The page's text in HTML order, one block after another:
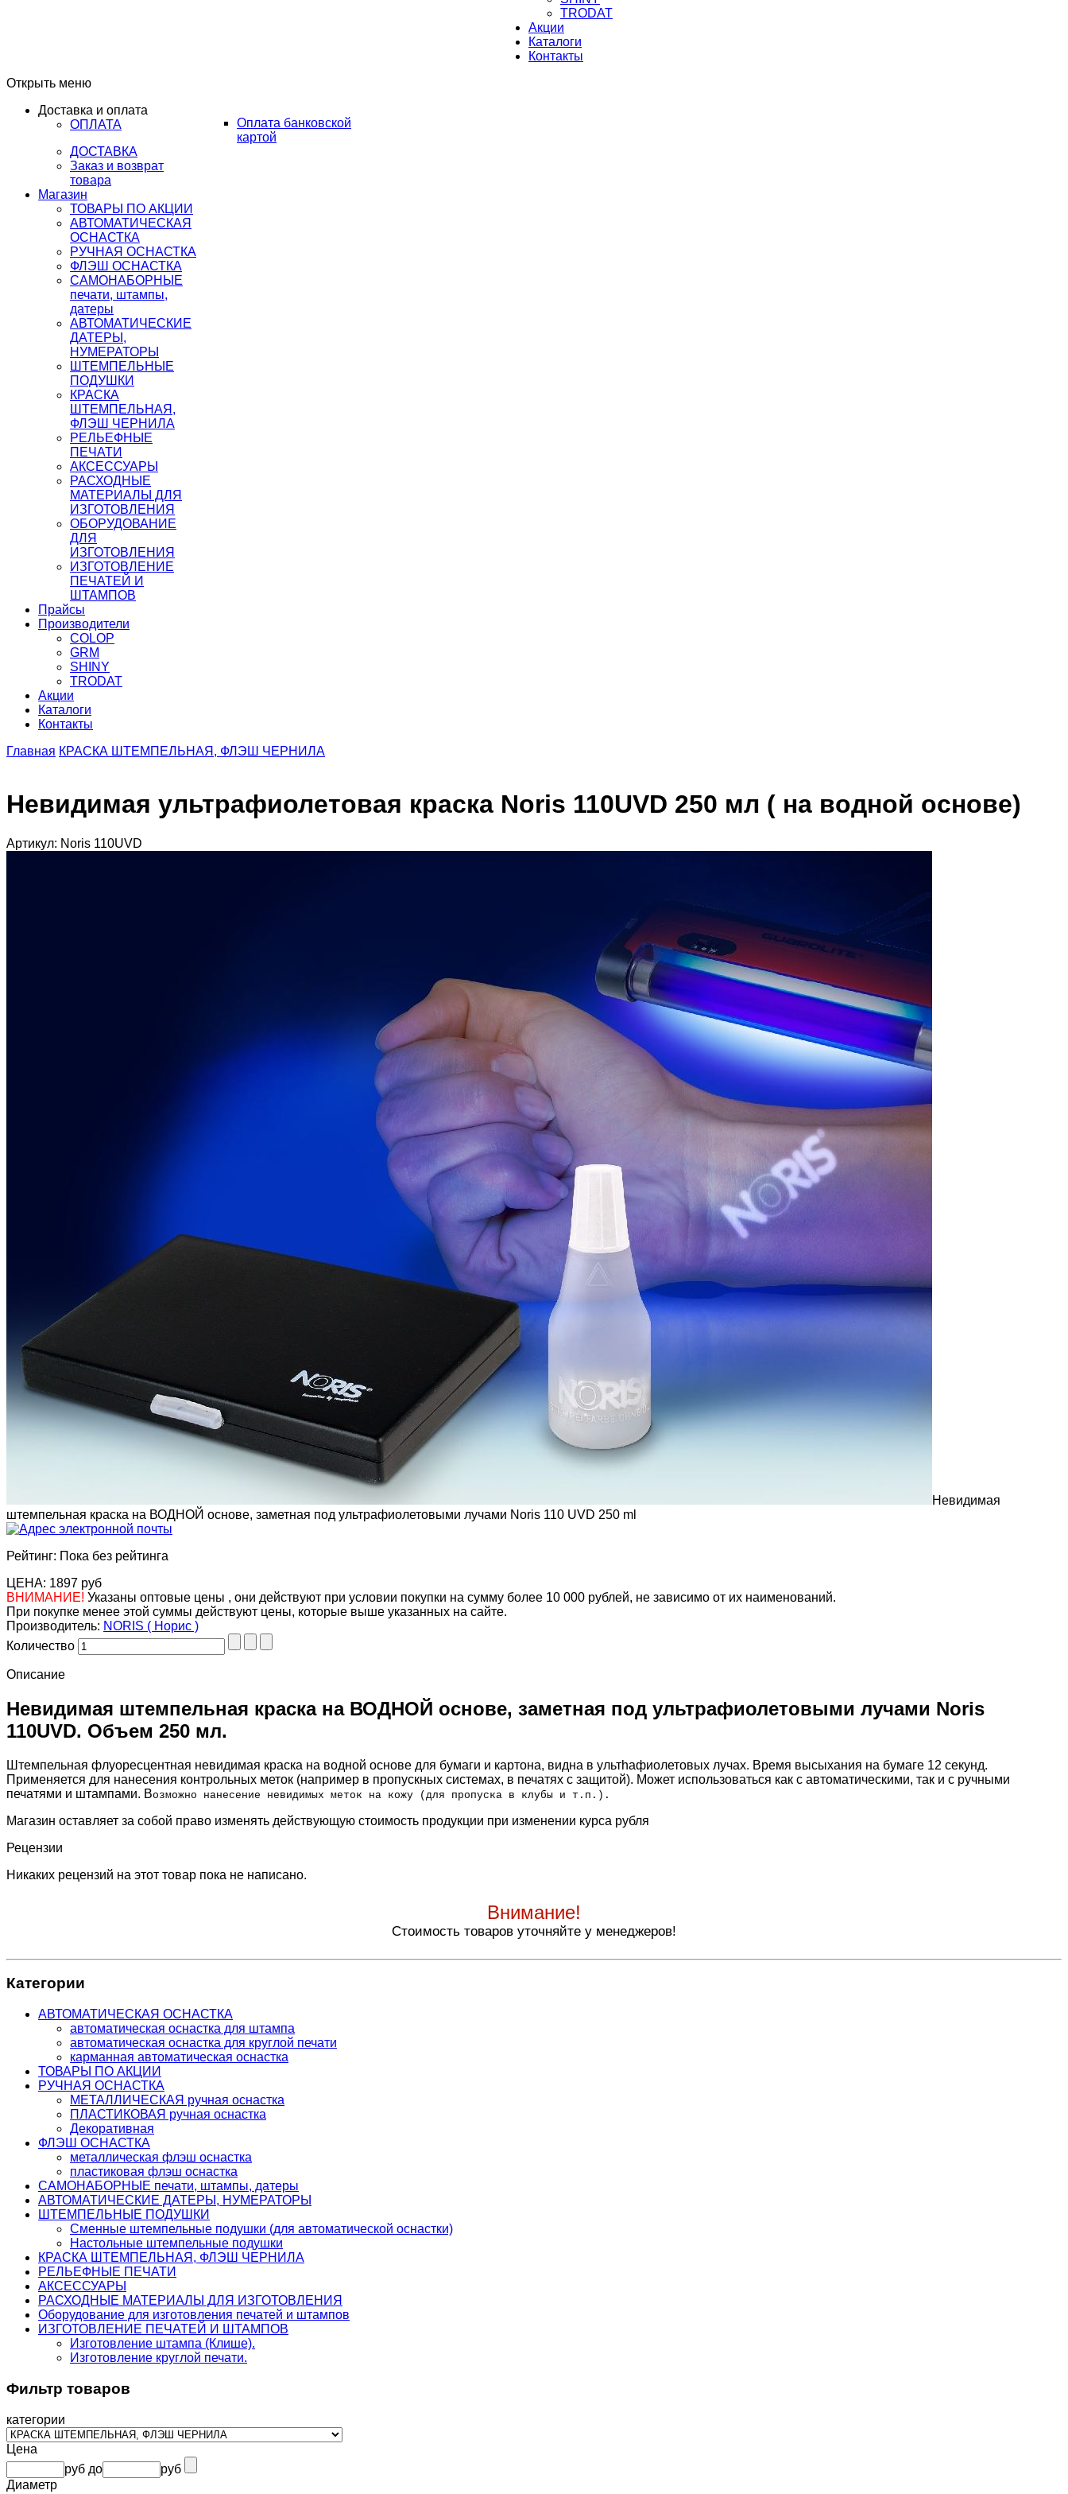
TRODAT
Акции
Каталоги
Контакты
Открыть меню
Доставка и оплата
ОПЛАТА
Оплата банковской
картой
ДОСТАВКА
Заказ и возврат
товара
Магазин
ТОВАРЫ ПО АКЦИИ
АВТОМАТИЧЕСКАЯ
ОСНАСТКА
РУЧНАЯ ОСНАСТКА
ФЛЭШ ОСНАСТКА
САМОНАБОРНЫЕ
печати, штампы,
датеры
АВТОМАТИЧЕСКИЕ
ДАТЕРЫ,
НУМЕРАТОРЫ
ШТЕМПЕЛЬНЫЕ
ПОДУШКИ
КРАСКА
ШТЕМПЕЛЬНАЯ,
ФЛЭШ ЧЕРНИЛА
РЕЛЬЕФНЫЕ
ПЕЧАТИ
АКСЕССУАРЫ
РАСХОДНЫЕ
МАТЕРИАЛЫ ДЛЯ
ИЗГОТОВЛЕНИЯ
ОБОРУДОВАНИЕ
ДЛЯ
ИЗГОТОВЛЕНИЯ
ИЗГОТОВЛЕНИЕ
ПЕЧАТЕЙ И
ШТАМПОВ
Прайсы
Производители
COLOP
GRM
SHINY
TRODAT
Акции
Каталоги
Контакты
Главная КРАСКА ШТЕМПЕЛЬНАЯ, ФЛЭШ ЧЕРНИЛА
Невидимая ультрафиолетовая краска Noris 110UVD 250 мл ( на водной основе)
Артикул: Noris 110UVD
Невидимая
штемпельная краска на ВОДНОЙ основе, заметная под ультрафиолетовыми лучами Noris 110 UVD 250 ml
Рейтинг: Пока без рейтинга
ЦЕНА: 1897 руб
ВНИМАНИЕ! Указаны оптовые цены , они действуют при условии покупки на сумму более 10 000 рублей, не зависимо от их наименований.
При покупке менее этой суммы действуют цены, которые выше указанных на сайте.
Производитель: NORIS ( Норис )
Количество
Описание
Невидимая штемпельная краска на ВОДНОЙ основе, заметная под ультрафиолетовыми лучами Noris
110UVD. Объем 250 мл.
Штемпельная флуоресцентная невидимая краска на водной основе для бумаги и картона, видна в ультhафиолетовых лучах. Время высыхания на бумаге 12 секунд.
Применяется для нанесения контрольных меток (например в пропускных системах, в печатях с защитой). Может использоваться как с автоматическими, так и с ручными
печатями и штампами. Возможно нанесение невидимых меток на кожу (для пропуска в клубы и т.п.).
Магазин оставляет за собой право изменять действующую стоимость продукции при изменении курса рубля
Рецензии
Никаких рецензий на этот товар пока не написано.
Внимание!
Стоимость товаров уточняйте у менеджеров!
Категории
АВТОМАТИЧЕСКАЯ ОСНАСТКА
автоматическая оснастка для штампа
автоматическая оснастка для круглой печати
карманная автоматическая оснастка
ТОВАРЫ ПО АКЦИИ
РУЧНАЯ ОСНАСТКА
МЕТАЛЛИЧЕСКАЯ ручная оснастка
ПЛАСТИКОВАЯ ручная оснастка
Декоративная
ФЛЭШ ОСНАСТКА
металлическая флэш оснастка
пластиковая флэш оснастка
САМОНАБОРНЫЕ печати, штампы, датеры
АВТОМАТИЧЕСКИЕ ДАТЕРЫ, НУМЕРАТОРЫ
ШТЕМПЕЛЬНЫЕ ПОДУШКИ
Сменные штемпельные подушки (для автоматической оснастки)
Настольные штемпельные подушки
КРАСКА ШТЕМПЕЛЬНАЯ, ФЛЭШ ЧЕРНИЛА
РЕЛЬЕФНЫЕ ПЕЧАТИ
АКСЕССУАРЫ
РАСХОДНЫЕ МАТЕРИАЛЫ ДЛЯ ИЗГОТОВЛЕНИЯ
Оборудование для изготовления печатей и штампов
ИЗГОТОВЛЕНИЕ ПЕЧАТЕЙ И ШТАМПОВ
Изготовление штампа (Клише).
Изготовление круглой печати.
Фильтр товаров
категории
Цена
руб до
руб
Диаметр